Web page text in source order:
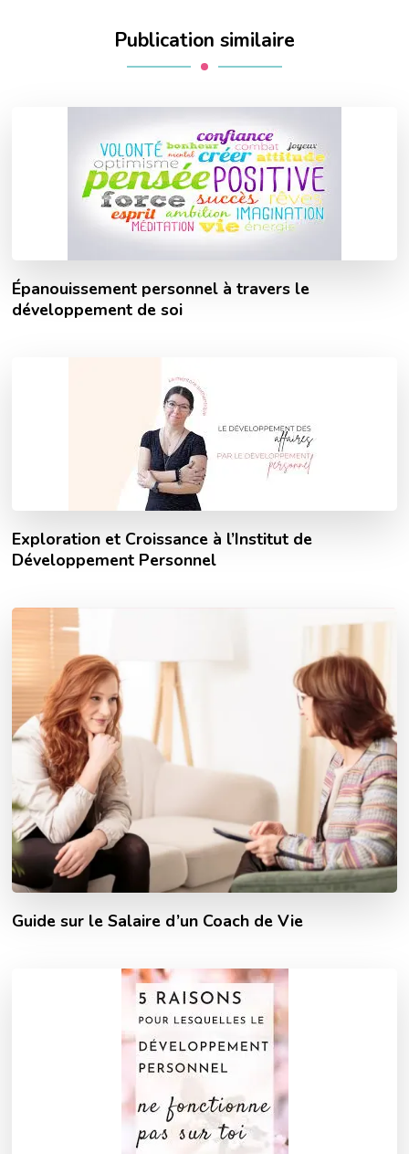
Publication similaire
Épanouissement personnel à travers le
développement de soi
Exploration et Croissance à l’Institut de
Développement Personnel
Guide sur le Salaire d’un Coach de Vie